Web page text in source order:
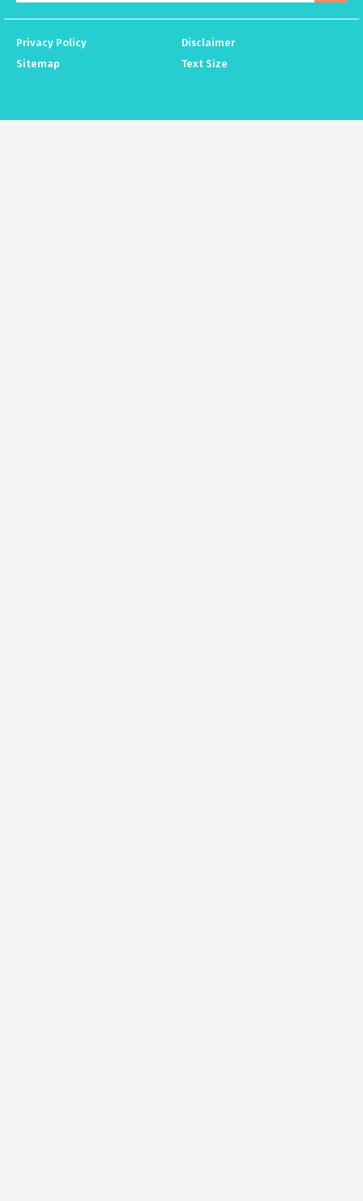
Privacy Policy
Disclaimer
Sitemap
Text Size